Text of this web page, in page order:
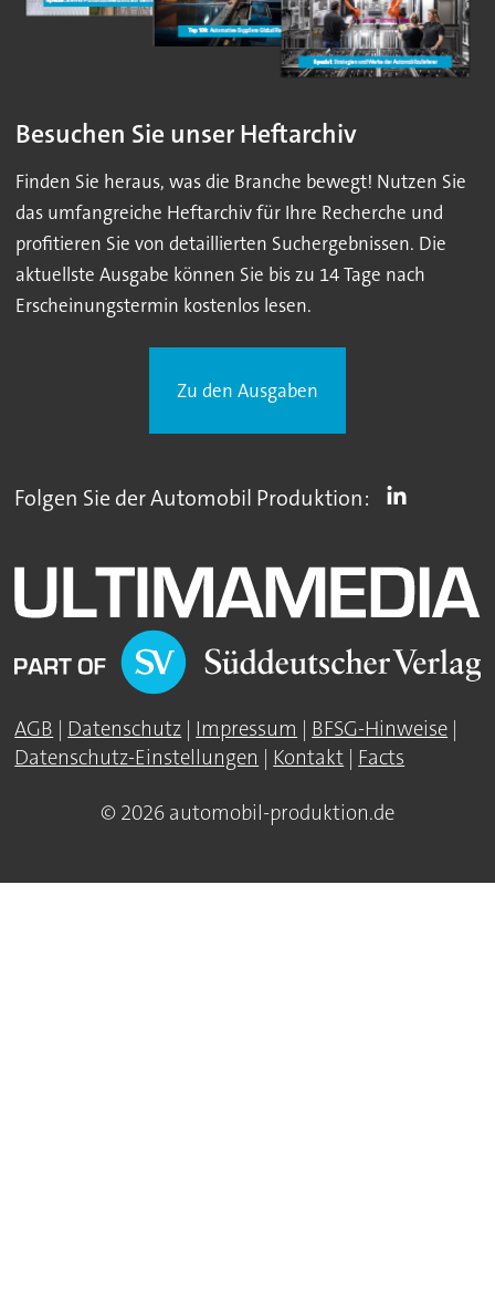
Besuchen Sie unser Heftarchiv
Finden Sie heraus, was die Branche bewegt! Nutzen Sie
das umfangreiche Heftarchiv für Ihre Recherche und
profitieren Sie von detaillierten Suchergebnissen. Die
aktuellste Ausgabe können Sie bis zu 14 Tage nach
Erscheinungstermin kostenlos lesen.
Zu den Ausgaben
Folgen Sie der Automobil Produktion:
AGB Datenschutz Impressum BFSG-Hinweise
Datenschutz-Einstellungen
Kontakt Facts
© 2026 automobil-produktion.de